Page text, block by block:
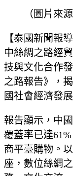
（圖片來
【泰國新聞報
中絲綢之路經
技與文化合作
之路報告》，
國社會經濟發展
報告顯示，中
覆蓋率已達
商平臺購物。
座，數位絲綢